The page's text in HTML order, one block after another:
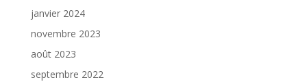
janvier 2024
novembre 2023
août 2023
septembre 2022